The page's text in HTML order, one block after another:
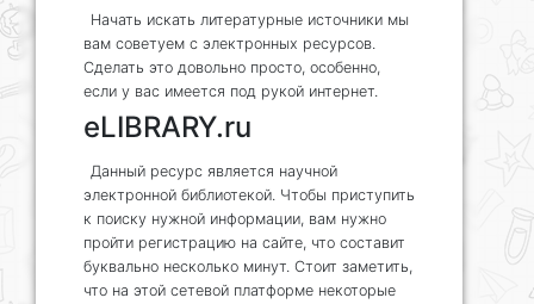
Начать искать литературные источники мы
вам советуем с электронных ресурсов.
Сделать это довольно просто, особенно,
если у вас имеется под рукой интернет.
eLIBRARY.ru
Данный ресурс является научной
электронной библиотекой. Чтобы приступить
к поиску нужной информации, вам нужно
пройти регистрацию на сайте, что составит
буквально несколько минут. Стоит заметить,
что на этой сетевой платформе некоторые